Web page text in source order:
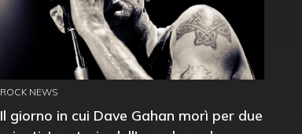
ROCK NEWS
Il giorno in cui Dave Gahan morì per due